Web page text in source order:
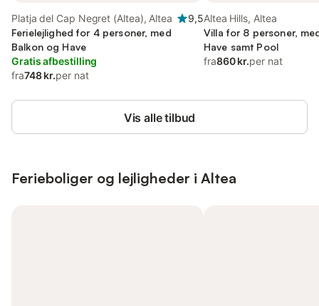
Platja del Cap Negret (Altea), Altea
9,5
Ferielejlighed for 4 personer, med
Balkon og Have
Gratis afbestilling
fra748 kr.per nat
Altea Hills, Altea
Villa for 8 personer,
Have samt Pool
fra860 kr.per nat
Vis alle tilbud
Ferieboliger og lejligheder i Altea